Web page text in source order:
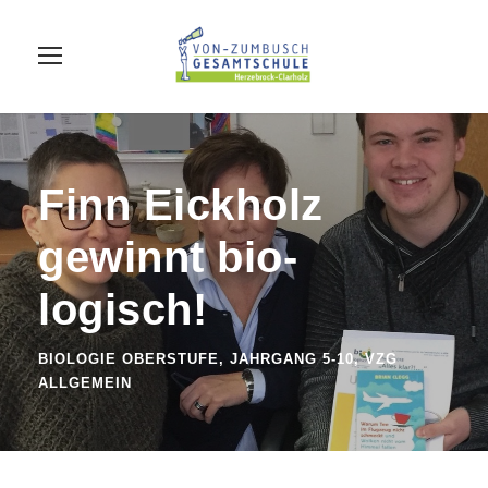
Finn Eickholz
gewinnt bio-
logisch!
BIOLOGIE OBERSTUFE, JAHRGANG 5-10, VZG
ALLGEMEIN